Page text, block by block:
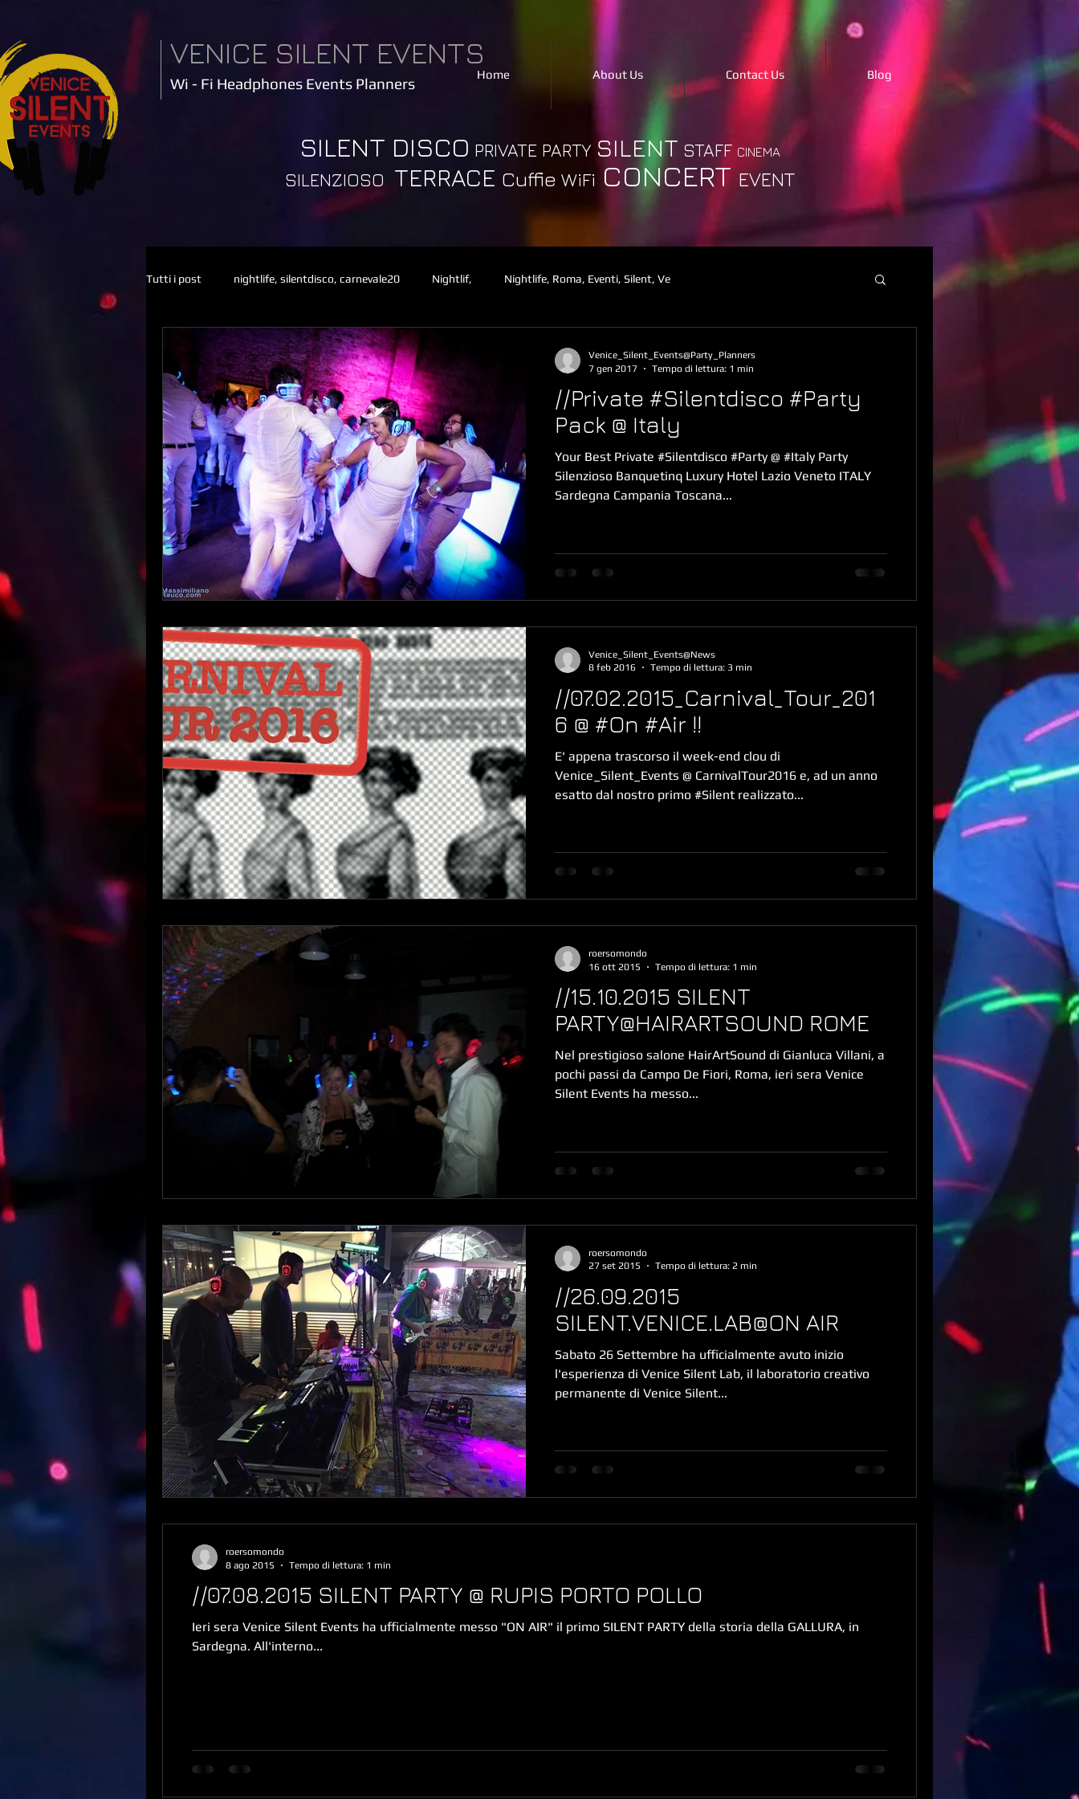
VENICE SILENT EVENTS
Wi - Fi Headphones Events Planners
Home About Us Contact Us Blog
SILENT DISCO PRIVATE PARTY SILENT STAFF CINEMA
SILENZIOSO TERRACE Cuffie WiFi CONCERTEVENT
Tutti i post nightlife, silentdisco, carnevale20 Nightlif, Nightlife, Roma, Eventi, Silent, Ve
Silent Disco, Venezia, Silent Party
//Private #Silentdisco #Party
Pack @ Italy
Your Best Private #Silentdisco #Party @ #Italy Party
Silenzioso Banquetinq Luxury Hotel Lazio Veneto ITALY
Sardegna Campania Toscana...
Venice_Silent_Events@Party_Planners
7 gen 2017
Tempo di lettura: 1 min
//07.02.2015_Carnival_Tour_201
6 @ #On #Air !!
E' appena trascorso il week-end clou di
Venice_Silent_Events @ CarnivalTour2016 e, ad un anno
esatto dal nostro primo #Silent realizzato...
Venice_Silent_Events@News
8 feb 2016
Tempo di lettura: 3 min
//15.10.2015 SILENT
PARTY@HAIRARTSOUND ROME
​Nel prestigioso salone HairArtSound di Gianluca Villani, a
pochi passi da Campo De Fiori, Roma, ieri sera Venice
Silent Events ha messo...
roersomondo
16 ott 2015
Tempo di lettura: 1 min
//26.09.2015
SILENT.VENICE.LAB@ON AIR
Sabato 26 Settembre ha ufficialmente avuto inizio
l'esperienza di Venice Silent Lab, il laboratorio creativo
permanente di Venice Silent...
roersomondo
27 set 2015
Tempo di lettura: 2 min
//07.08.2015 SILENT PARTY @ RUPIS PORTO POLLO
Ieri sera Venice Silent Events ha ufficialmente messo "ON AIR" il primo SILENT PARTY della storia della GALLURA, in
Sardegna. All'interno...
roersomondo
8 ago 2015
Tempo di lettura: 1 min